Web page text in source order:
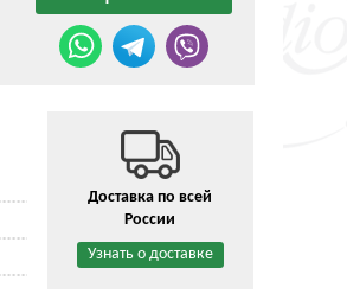
Доставка по всей
России
Узнать о доставке